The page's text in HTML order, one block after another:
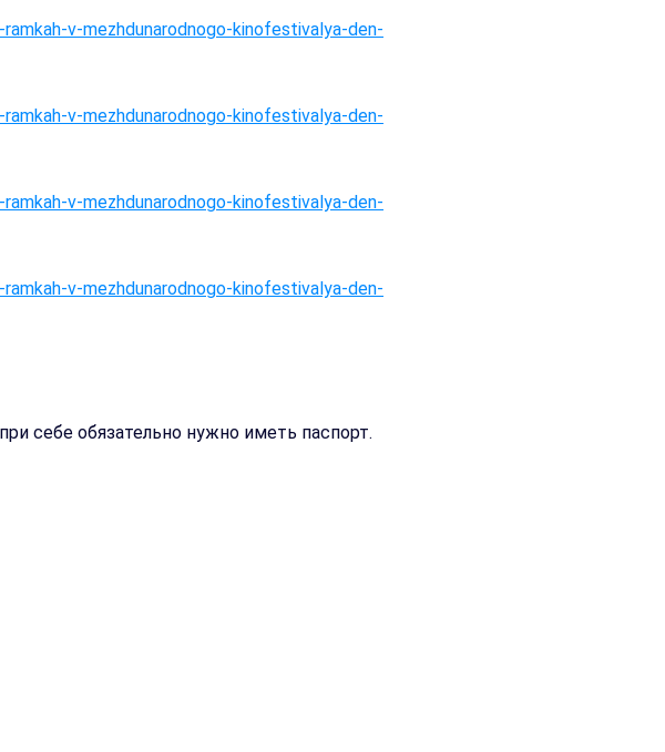
v-mezhdunarodnogo-kinofestivalya-den-
v-mezhdunarodnogo-kinofestivalya-den-
v-mezhdunarodnogo-kinofestivalya-den-
v-mezhdunarodnogo-kinofestivalya-den-
себе обязательно нужно иметь паспорт.